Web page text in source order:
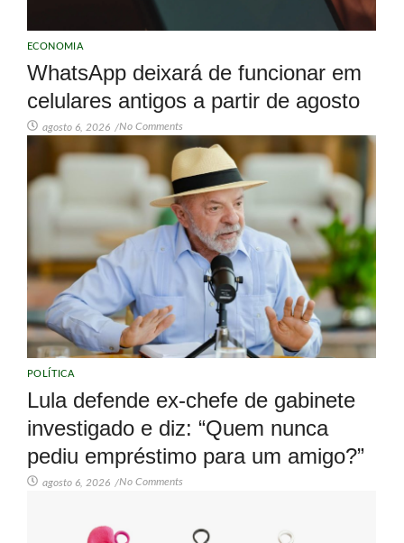
ECONOMIA
WhatsApp deixará de funcionar em
celulares antigos a partir de agosto
agosto 6, 2026 /No Comments
POLÍTICA
Lula defende ex-chefe de gabinete
investigado e diz: “Quem nunca
pediu empréstimo para um amigo?”
agosto 6, 2026 /No Comments